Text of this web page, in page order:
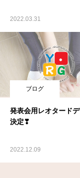
2022.03.31
ブログ
発表会用レオタード
決定❣
2022.12.09